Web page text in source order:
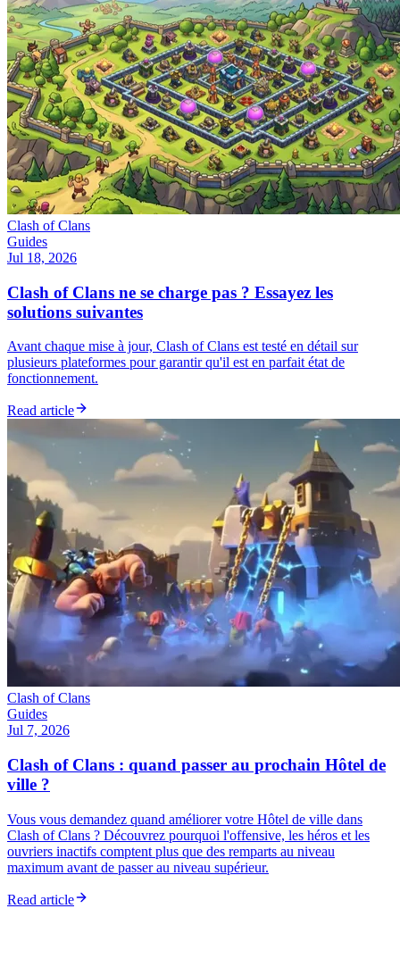
Clash of Clans
Guides
Jul 18, 2026
Clash of Clans ne se charge pas ? Essayez les
solutions suivantes
Avant chaque mise à jour, Clash of Clans est testé en détail sur
plusieurs plateformes pour garantir qu'il est en parfait état de
fonctionnement.
Read article
Clash of Clans
Guides
Jul 7, 2026
Clash of Clans : quand passer au prochain Hôtel de
ville ?
Vous vous demandez quand améliorer votre Hôtel de ville dans
Clash of Clans ? Découvrez pourquoi l'offensive, les héros et les
ouvriers inactifs comptent plus que des remparts au niveau
maximum avant de passer au niveau supérieur.
Read article